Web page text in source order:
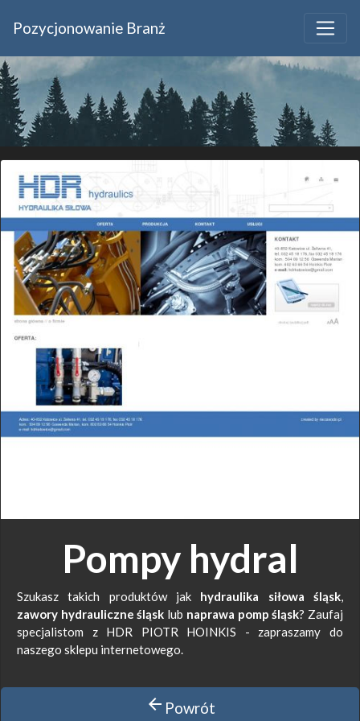
Pozycjonowanie Branż
Pompy hydral
Szukasz takich produktów jak hydraulika siłowa śląsk,
zawory hydrauliczne śląsk lub naprawa pomp śląsk? Zaufaj
specjalistom z HDR PIOTR HOINKIS - zapraszamy do
naszego sklepu internetowego.
arrow_back Powrót